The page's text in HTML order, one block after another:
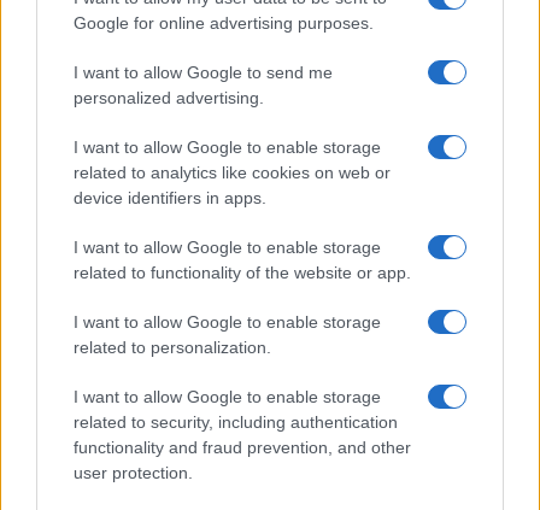
Google for online advertising purposes.
I want to allow Google to send me
personalized advertising.
I want to allow Google to enable storage
related to analytics like cookies on web or
device identifiers in apps.
I want to allow Google to enable storage
related to functionality of the website or app.
I want to allow Google to enable storage
related to personalization.
I want to allow Google to enable storage
related to security, including authentication
functionality and fraud prevention, and other
user protection.
Cómo la política exterior de Trump está
transformando las posturas de los
seguidores de MAGA